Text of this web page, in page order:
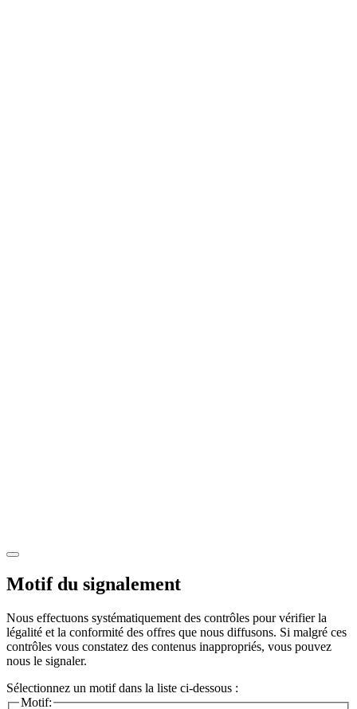
Motif du signalement
Nous effectuons systématiquement des contrôles pour vérifier la
légalité et la conformité des offres que nous diffusons. Si malgré ces
contrôles vous constatez des contenus inappropriés, vous pouvez
nous le signaler.
Sélectionnez un motif dans la liste ci-dessous :
Motif: